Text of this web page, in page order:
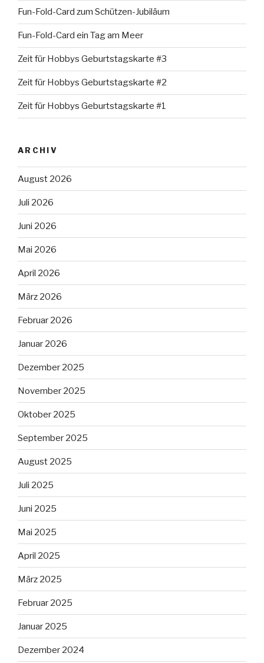
Fun-Fold-Card zum Schützen-Jubiläum
Fun-Fold-Card ein Tag am Meer
Zeit für Hobbys Geburtstagskarte #3
Zeit für Hobbys Geburtstagskarte #2
Zeit für Hobbys Geburtstagskarte #1
ARCHIV
August 2026
Juli 2026
Juni 2026
Mai 2026
April 2026
März 2026
Februar 2026
Januar 2026
Dezember 2025
November 2025
Oktober 2025
September 2025
August 2025
Juli 2025
Juni 2025
Mai 2025
April 2025
März 2025
Februar 2025
Januar 2025
Dezember 2024